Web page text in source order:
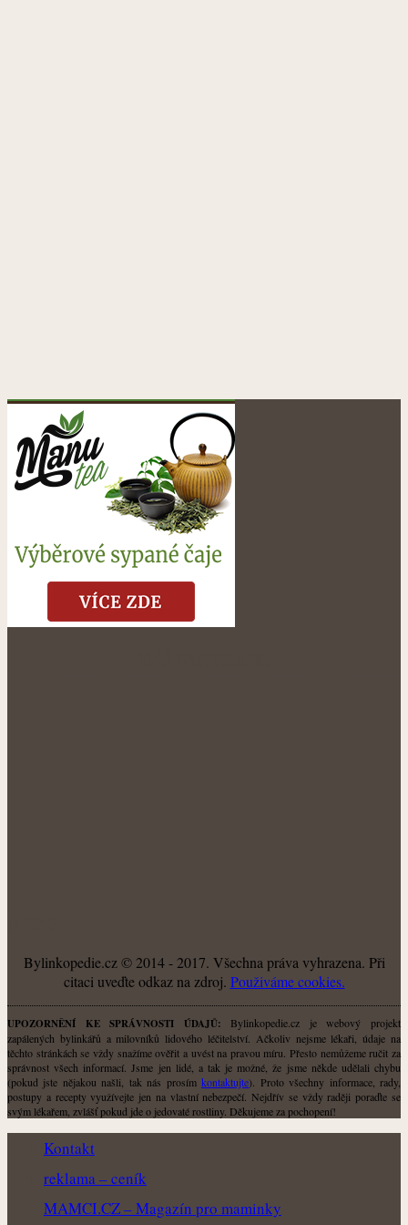
Bylinkopedie.cz © 2014 - 2017. Všechna práva vyhrazena. Při
citaci uveďte odkaz na zdroj. Použiváme cookies.
UPOZORNĚNÍ KE SPRÁVNOSTI ÚDAJŮ: Bylinkopedie.cz je webový projekt
zapálených bylinkářů a milovníků lidového léčitelství. Ačkoliv nejsme lékaři, údaje na
těchto stránkách se vždy snažíme ověřit a uvést na pravou míru. Přesto nemůžeme ručit za
správnost všech informací. Jsme jen lidé, a tak je možné, že jsme někde udělali chybu
(pokud jste nějakou našli, tak nás prosímkontaktujte). Proto všechny informace, rady,
postupy a recepty využívejte jen na vlastní nebezpečí. Nejdřív se vždy raději poraďte se
svým lékařem, zvlášť pokud jde o jedovaté rostliny. Děkujeme za pochopení!
Kontakt
reklama – ceník
MAMCI.CZ – Magazín pro maminky